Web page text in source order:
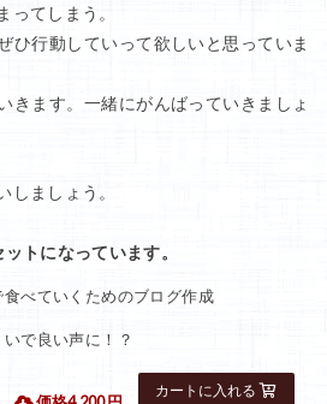
ってしまう。
ひ行動していって欲しいと思っていま
きます。一緒にがんばっていきましょ
しましょう。
トになっています。
べていくためのブログ作成
で良い声に！？